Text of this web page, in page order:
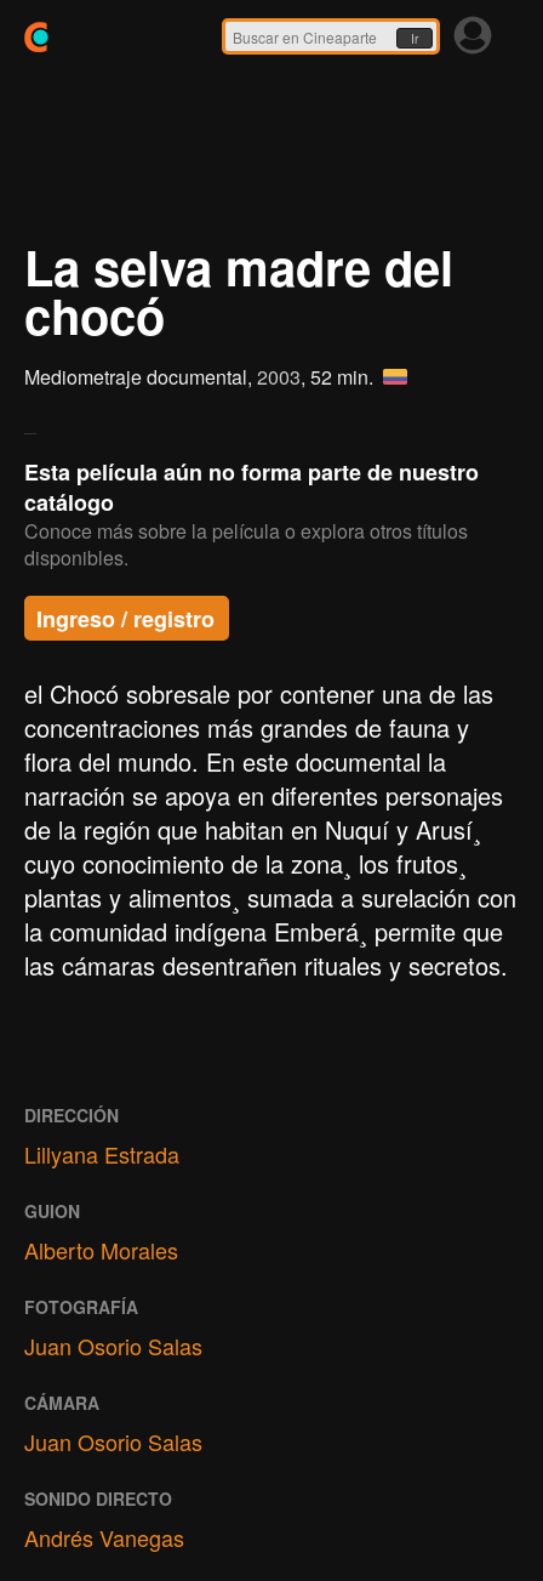
Ir
La selva madre del
chocó
Mediometraje documental, 2003, 52 min.
Esta película aún no forma parte de nuestro
catálogo
Conoce más sobre la película o explora otros títulos
disponibles.
Ingreso / registro
el Chocó sobresale por contener una de las
concentraciones más grandes de fauna y
flora del mundo. En este documental la
narración se apoya en diferentes personajes
de la región que habitan en Nuquí y Arusí¸
cuyo conocimiento de la zona¸ los frutos¸
plantas y alimentos¸ sumada a surelación con
la comunidad indígena Emberá¸ permite que
las cámaras desentrañen rituales y secretos.
DIRECCIÓN
Lillyana Estrada
GUION
Alberto Morales
FOTOGRAFÍA
Juan Osorio Salas
CÁMARA
Juan Osorio Salas
SONIDO DIRECTO
Andrés Vanegas